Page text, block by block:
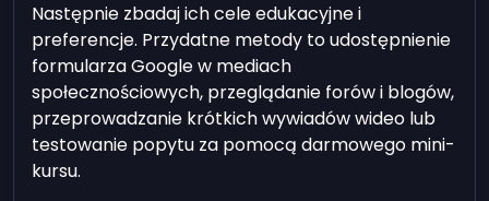
Następnie zbadaj ich cele edukacyjne i
preferencje. Przydatne metody to udostępnienie
formularza Google w mediach
społecznościowych, przeglądanie forów i blogów,
przeprowadzanie krótkich wywiadów wideo lub
testowanie popytu za pomocą darmowego mini-
kursu.